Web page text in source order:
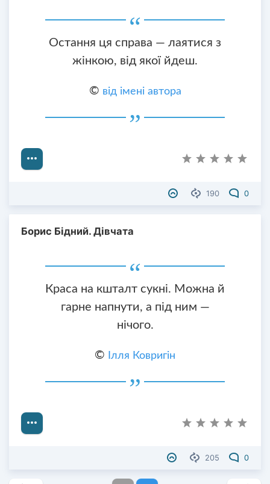
Остання ця справа — лаятися з
жінкою, від якої йдеш.
© від імені автора
190 0
Борис Бідний. Дівчата
Краса на кшталт сукні. Можна й
гарне напнути, а під ним —
нічого.
© Ілля Ковригін
205 0